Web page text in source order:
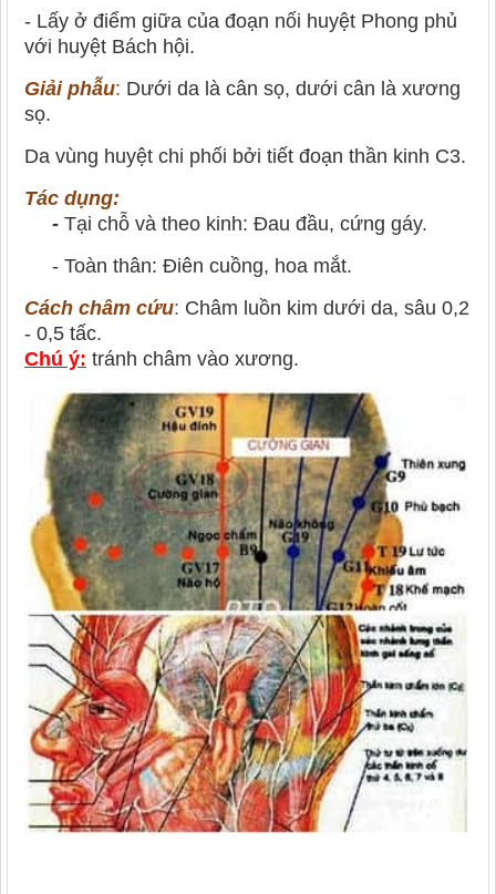
- Lấy ở điểm giữa của đoạn nối huyệt Phong phủ
với huyệt Bách hội.
Giải phẫu: Dưới da là cân sọ, dưới cân là xương
sọ.
Da vùng huyệt chi phối bởi tiết đoạn thần kinh C3.
Tác dụng:
- Tại chỗ và theo kinh: Đau đầu, cứng gáy.
- Toàn thân: Điên cuồng, hoa mắt.
Cách châm cứu: Châm luồn kim dưới da, sâu 0,2
- 0,5 tấc.
Chú ý: tránh châm vào xương.